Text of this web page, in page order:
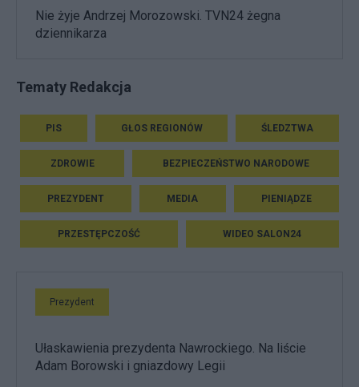
Nie żyje Andrzej Morozowski. TVN24 żegna
dziennikarza
Tematy Redakcja
PIS GŁOS REGIONÓW ŚLEDZTWA
ZDROWIE BEZPIECZEŃSTWO NARODOWE
PREZYDENT MEDIA PIENIĄDZE
PRZESTĘPCZOŚĆ WIDEO SALON24
Prezydent
Ułaskawienia prezydenta Nawrockiego. Na liście
Adam Borowski i gniazdowy Legii